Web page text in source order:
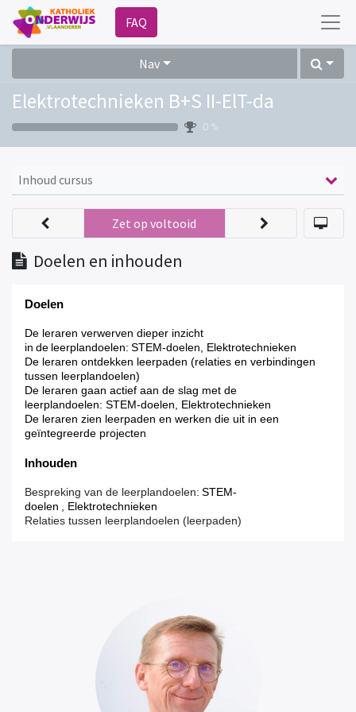
FAQ
Nav
Elektrotechnieken B+S II-ElT-da
0 %
Inhoud cursus
Doelen en inhouden
Zet op voltooid
Doelen
De leraren verwerven dieper inzicht
in de leerplandoelen: STEM-doelen, Elektrotechnieken
De leraren ontdekken leerpaden (relaties en verbindingen
tussen leerplandoelen)
De leraren gaan actief aan de slag met de
leerplandoelen: STEM-doelen, Elektrotechnieken
De leraren zien leerpaden en werken die uit in een
geïntegreerde projecten
Inhouden
Bespreking van de leerplandoelen: STEM-
doelen
, Elektrotechnieken
Relaties tussen leerplandoelen (leerpaden)